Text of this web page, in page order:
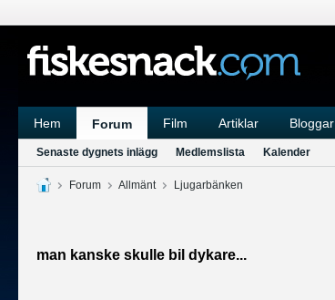
Hem Forum Film Artiklar Bloggar
Senaste dygnets inlägg Medlemslista Kalender
Forum Allmänt Ljugarbänken
man kanske skulle bil dykare...